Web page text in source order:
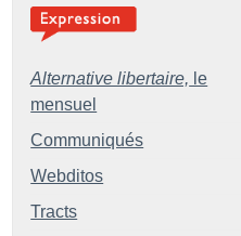
Alternative libertaire, le
mensuel
Communiqués
Webditos
Tracts